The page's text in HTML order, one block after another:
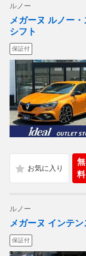
ルノー
メガーヌ ルノー
シフト
保証付
無
料
ルノー
メガーヌ インテ
保証付